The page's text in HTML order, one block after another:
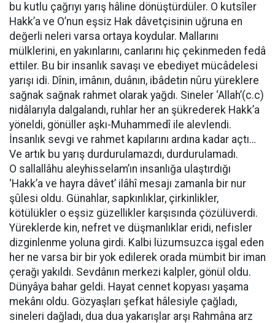
bu kutlu çağrıyı yarış hâline dönüştürdüler. O kutsîler
Hakk’a ve O’nun eşsiz Hak dâvetçisinin uğruna en
değerli neleri varsa ortaya koydular. Mallarını
mülklerini, en yakınlarını, canlarını hiç çekinmeden fedâ
ettiler. Bu bir insanlık savaşı ve ebediyet mücâdelesi
yarışı idi. Dînin, imânın, duânın, ibâdetin nûru yüreklere
sağnak sağnak rahmet olarak yağdı. Sineler ‘Allah’(c.c)
nidâlarıyla dalgalandı, ruhlar her an şükrederek Hakk’a
yöneldi, gönüller aşkı-Muhammedî ile alevlendi.
İnsanlık sevgi ve rahmet kapılarını ardına kadar açtı…
Ve artık bu yarış durdurulamazdı, durdurulamadı.
O sallallâhu aleyhisselam’ın insanlığa ulaştırdığı
‘Hakk’a ve hayra dâvet’ ilâhî mesajı zamanla bir nur
şûlesi oldu. Günahlar, sapkınlıklar, çirkinlikler,
kötülükler o eşsiz güzellikler karşısında çözülüverdi.
Yüreklerde kin, nefret ve düşmanlıklar eridi, nefisler
dizginlenme yoluna girdi. Kalbi lüzumsuzca işgal eden
her ne varsa bir bir yok edilerek orada mümbit bir iman
çerağı yakıldı. Sevdânın merkezi kalpler, gönül oldu.
Dünyâya bahar geldi. Hayat cennet kopyası yaşama
mekânı oldu. Gözyaşları şefkat hâlesiyle çağladı,
sineleri dağladı, dua dua yakarışlar arşı Rahmâna arz